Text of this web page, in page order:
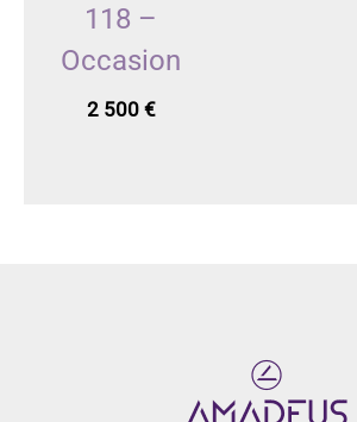
118 –
Occasion
2 500 €